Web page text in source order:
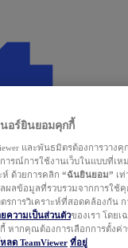
อร์ยินยอมคุกกี้
และพันธมิตรต้องการวา
ารณ์การใช้งานเว็บในแบบที่เห
ห์ ด้วยการคลิก “ฉันยินยอม” เ
ผลข้อมูลที่รวบรวมจากการใ
รการวิเคราะห์ที่สอดคล้องกัน
ความเป็นส่วนตัวของเรา โดย
หากคุณต้องการเลือกการตั้งค่
ลด TeamViewer ที่อยู่